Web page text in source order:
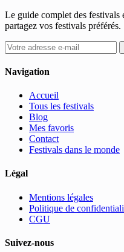
Le guide complet des festivals
partagez vos festivals préférés.
Navigation
Accueil
Tous les festivals
Blog
Mes favoris
Contact
Festivals dans le monde
Légal
Mentions légales
Politique de
CGU
Suivez-nous